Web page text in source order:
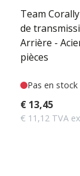
Team
de
Arrière -
pièces
Pas en stock
€ 13,45
€ 11,12 TVA